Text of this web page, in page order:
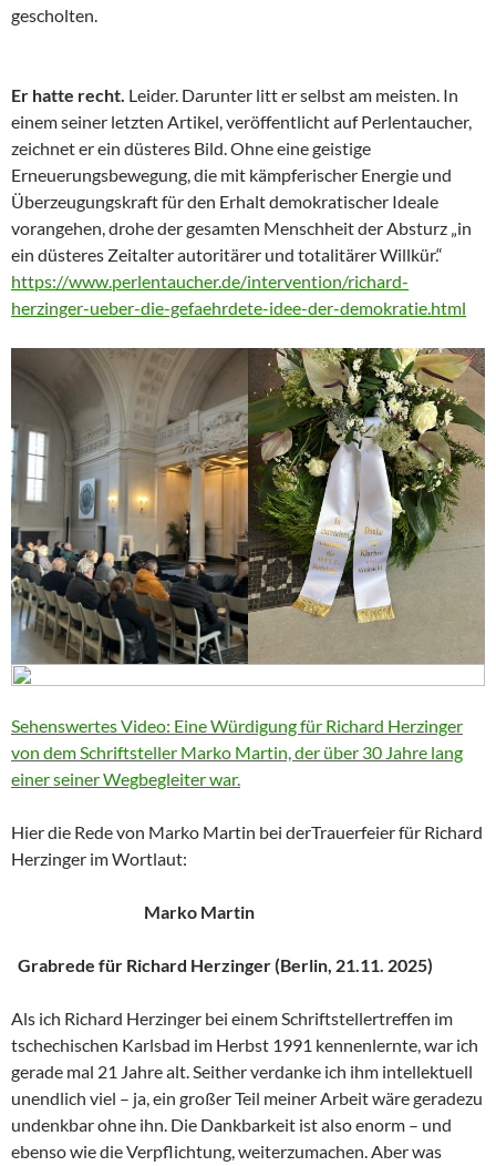
gescholten.
Er hatte recht. Leider. Darunter litt er selbst am meisten. In
einem seiner letzten Artikel, veröffentlicht auf Perlentaucher,
zeichnet er ein düsteres Bild. Ohne eine geistige
Erneuerungsbewegung, die mit kämpferischer Energie und
Überzeugungskraft für den Erhalt demokratischer Ideale
vorangehen, drohe der gesamten Menschheit der Absturz „in
ein düsteres Zeitalter autoritärer und totalitärer Willkür.“
https://www.perlentaucher.de/intervention/richard-
herzinger-ueber-die-gefaehrdete-idee-der-demokratie.html
Sehenswertes Video: Eine Würdigung für Richard Herzinger
von dem Schriftsteller Marko Martin, der über 30 Jahre lang
einer seiner Wegbegleiter war.
Hier die Rede von Marko Martin bei derTrauerfeier für Richard
Herzinger im Wortlaut:
Marko Martin
Grabrede für Richard Herzinger (Berlin, 21.11. 2025)
Als ich Richard Herzinger bei einem Schriftstellertreffen im
tschechischen Karlsbad im Herbst 1991 kennenlernte, war ich
gerade mal 21 Jahre alt. Seither verdanke ich ihm intellektuell
unendlich viel – ja, ein großer Teil meiner Arbeit wäre geradezu
undenkbar ohne ihn. Die Dankbarkeit ist also enorm – und
ebenso wie die Verpflichtung, weiterzumachen. Aber was